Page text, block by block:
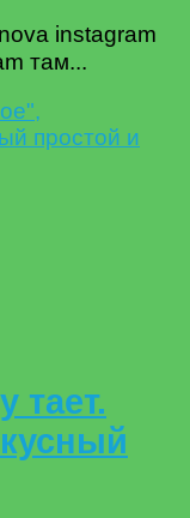
instagram
там...